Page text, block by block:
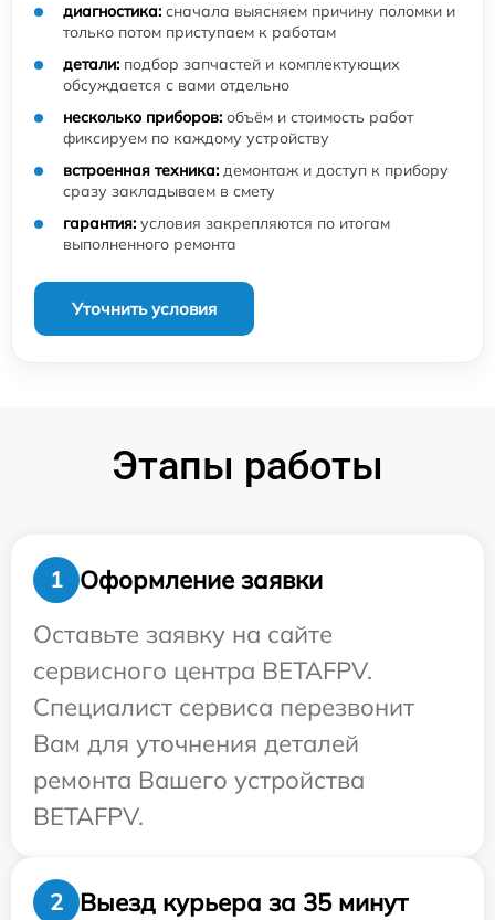
диагностика: сначала выясняем причину поломки и
только потом приступаем к работам
детали: подбор запчастей и комплектующих
обсуждается с вами отдельно
несколько приборов: объём и стоимость работ
фиксируем по каждому устройству
встроенная техника: демонтаж и доступ к прибору
сразу закладываем в смету
гарантия: условия закрепляются по итогам
выполненного ремонта
Уточнить условия
Этапы работы
1
Оформление заявки
Оставьте заявку на сайте
сервисного центра BETAFPV.
Специалист сервиса перезвонит
Вам для уточнения деталей
ремонта Вашего устройства
BETAFPV.
2
Выезд курьера за 35 минут